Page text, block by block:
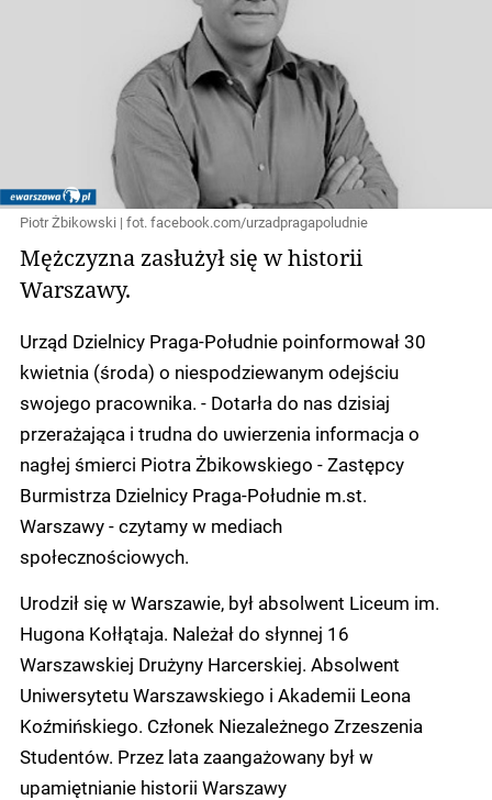
Piotr Żbikowski | fot. facebook.com/urzadpragapoludnie
Mężczyzna zasłużył się w historii
Warszawy.
Urząd Dzielnicy Praga-Południe poinformował 30
kwietnia (środa) o niespodziewanym odejściu
swojego pracownika. - Dotarła do nas dzisiaj
przerażająca i trudna do uwierzenia informacja o
nagłej śmierci Piotra Żbikowskiego - Zastępcy
Burmistrza Dzielnicy Praga-Południe m.st.
Warszawy - czytamy w mediach
społecznościowych.
Urodził się w Warszawie, był absolwent Liceum im.
Hugona Kołłątaja. Należał do słynnej 16
Warszawskiej Drużyny Harcerskiej. Absolwent
Uniwersytetu Warszawskiego i Akademii Leona
Koźmińskiego. Członek Niezależnego Zrzeszenia
Studentów. Przez lata zaangażowany był w
upamiętnianie historii Warszawy